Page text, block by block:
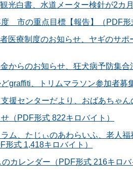
光白書、水道メーター検針が2カ
市の重点目標【報告】（PDF形
医療制度のお知らせ、ヤギのサポ
からのお知らせ、狂犬病予防集合
graffiti、トリムマラソン参加者募
援センターだより、おばあちゃん
（PDF形式 822キロバイト）
ム、たじぃのあわらいふ、老人
形式 1,418キロバイト）
カレンダー（PDF形式 216キロバ